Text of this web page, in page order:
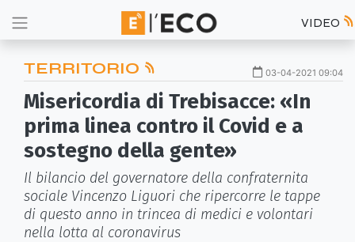
VIDEO
TERRITORIO 03-04-2021 09:04
Misericordia di Trebisacce: «In
prima linea contro il Covid e a
sostegno della gente»
Il bilancio del governatore della confraternita
sociale Vincenzo Liguori che ripercorre le tappe
di questo anno in trincea di medici e volontari
nella lotta al coronavirus